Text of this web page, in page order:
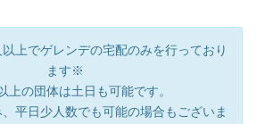
上でゲレンデの宅配のみを行っており
ます※
上の団体は土日も可能です。
平日少人数でも可能の場合もございま